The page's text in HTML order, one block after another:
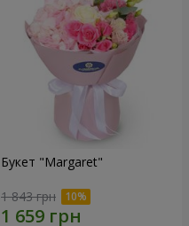
Букет "Margaret"
1 843 грн